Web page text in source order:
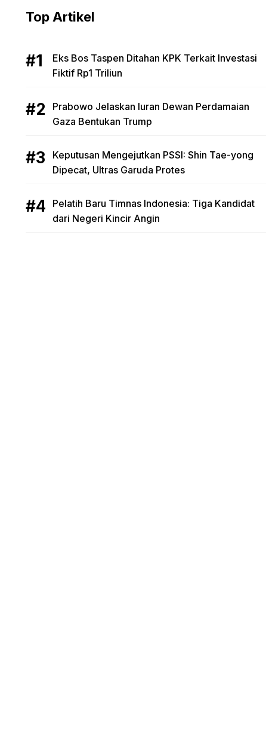
Top Artikel
Eks Bos Taspen Ditahan KPK Terkait Investasi
Fiktif Rp1 Triliun
Prabowo Jelaskan Iuran Dewan Perdamaian
Gaza Bentukan Trump
Keputusan Mengejutkan PSSI: Shin Tae-yong
Dipecat, Ultras Garuda Protes
Pelatih Baru Timnas Indonesia: Tiga Kandidat
dari Negeri Kincir Angin